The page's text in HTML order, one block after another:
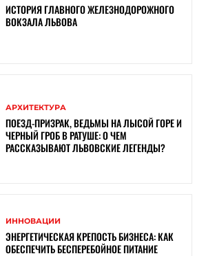
ИСТОРИЯ ГЛАВНОГО ЖЕЛЕЗНОДОРОЖНОГО
ВОКЗАЛА ЛЬВОВА
АРХИТЕКТУРА
ПОЕЗД-ПРИЗРАК, ВЕДЬМЫ НА ЛЫСОЙ ГОРЕ И
ЧЕРНЫЙ ГРОБ В РАТУШЕ: О ЧЕМ
РАССКАЗЫВАЮТ ЛЬВОВСКИЕ ЛЕГЕНДЫ?
ИННОВАЦИИ
ЭНЕРГЕТИЧЕСКАЯ КРЕПОСТЬ БИЗНЕСА: КАК
ОБЕСПЕЧИТЬ БЕСПЕРЕБОЙНОЕ ПИТАНИЕ